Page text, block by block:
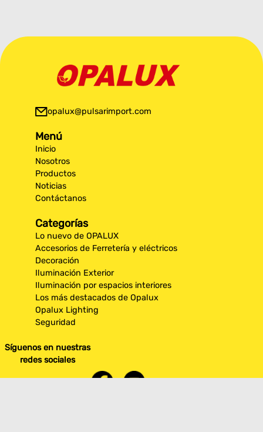
opalux@pulsarimport.com
Menú
Inicio
Nosotros
Productos
Noticias
Contáctanos
Categorías
Lo nuevo de OPALUX
Accesorios de Ferretería y eléctricos
Decoración
Iluminación Exterior
Iluminación por espacios interiores
Los más destacados de Opalux
Opalux Lighting
Seguridad
Síguenos en nuestras
redes sociales